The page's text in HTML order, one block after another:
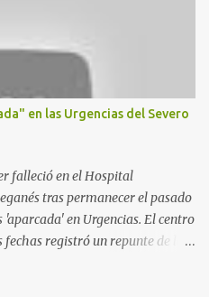
caminos entre el estadio y Plaza
Polvoranca, entre Leganés y
la Hispanidad, situado frente a
Chile, 1, y junto al
en las Urgencias del Severo
falleció en el Hospital
tras permanecer el pasado
en Urgencias. El centro
registró un repunte de las